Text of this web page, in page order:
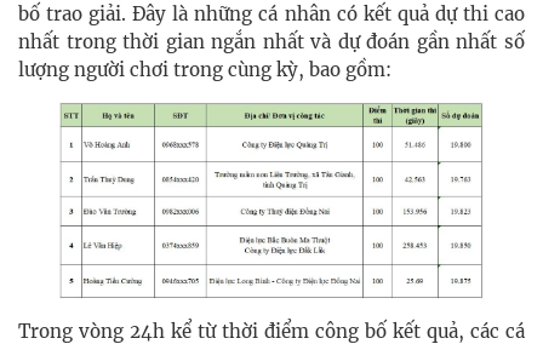
bố trao giải. Đây là những cá nhân có kết quả dự thi cao
nhất trong thời gian ngắn nhất và dự đoán gần nhất số
lượng người chơi trong cùng kỳ, bao gồm:
​Trong vòng 24h kể từ thời điểm công bố kết quả, các cá